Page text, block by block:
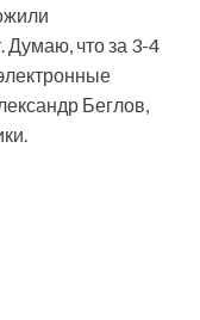
Думаю, что за 3-4
Беглов,